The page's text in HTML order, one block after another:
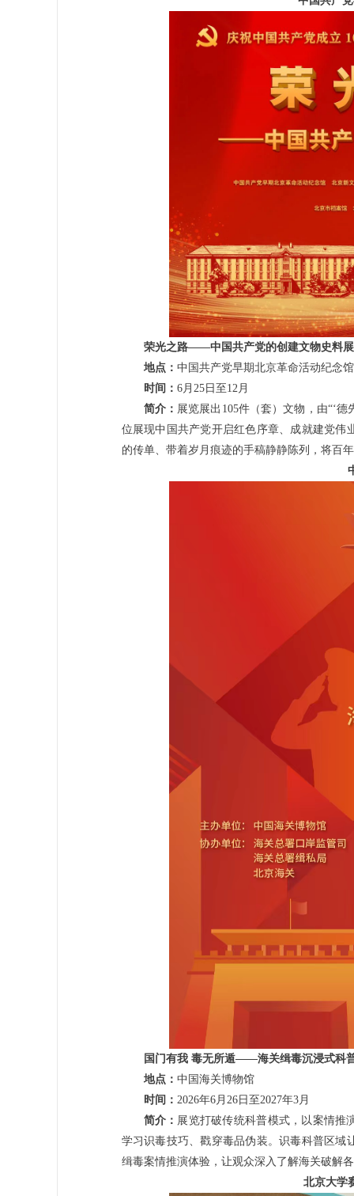
荣光之路——中国共产党的创建文物史料展
地点： 中国共产党早期北京革命活动纪念馆
时间： 6月25日至12月
简介： 展览展出105件（套）文物，由“‘德
位展现中国共产党开启红色序章、成就建党
的传单、带着岁月痕迹的手稿静静陈列，将百
国门有我 毒无所遁——海关缉毒沉浸式科
地点： 中国海关博物馆
时间： 2026年6月26日至2027年3月
简介： 展览打破传统科普模式，以案情推
学习识毒技巧、戳穿毒品伪装。识毒科普区
缉毒案情推演体验，让观众深入了解海关破解
北京大学